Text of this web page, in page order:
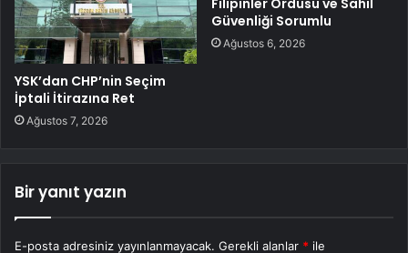
YSK’dan CHP’nin Seçim
İptali İtirazına Ret
Ağustos 7, 2026
Filipinler Ordusu ve Sahil
Güvenliği Sorumlu
Ağustos 6, 2026
Bir yanıt yazın
E-posta adresiniz yayınlanmayacak. Gerekli alanlar * ile